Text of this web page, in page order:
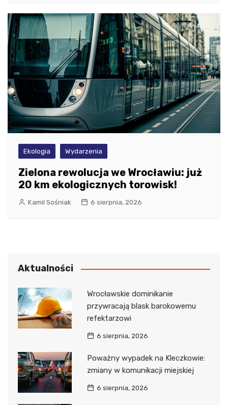
Ekologia Wydarzenia
Zielona rewolucja we Wrocławiu: już
20 km ekologicznych torowisk!
Kamil Sośniak 6 sierpnia, 2026
Aktualności
Wrocławskie dominikanie
przywracają blask barokowemu
refektarzowi
6 sierpnia, 2026
Poważny wypadek na Kleczkowie:
zmiany w komunikacji miejskiej
6 sierpnia, 2026